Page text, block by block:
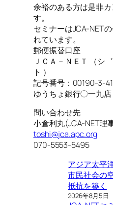
余裕のある方は是非
す。
セミナーはJCA-NET
れています。
郵便振替口座
ＪＣＡ－ＮＥＴ （シ
ト ）
記号番号：00190-3-
ゆうちょ銀行〇一九
問い合わせ先
小倉利丸(JCA-NET理
toshi@jca.apc.org
070-5553-5495
アジア太平
市民社会の
抵抗を築く
2026年8月5日